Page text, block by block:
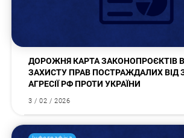
ДОРОЖНЯ КАРТА ЗАКОНОПРОЄКТІВ В
ЗАХИСТУ ПРАВ ПОСТРАЖДАЛИХ ВІД
АГРЕСІЇ РФ ПРОТИ УКРАЇНИ
3 / 02 / 2026